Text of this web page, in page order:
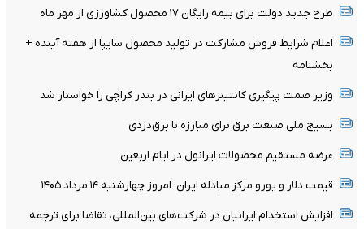
طرح جدید دولت برای بیمه رایگان ۱۷ محصول کشاورزی از مهر ماه
اعلام شرایط فروش مشارکت در تولید محصول سایپا از هفته آینده +
بخشنامه
وزیر صمت پیگیری کانتینر‌های ایرانی در بندر کراچی را خواستار شد
بسیج ملی صنعت برق برای مبارزه با برق‌دزدی
عرضه مستقیم محصولات ایرانول در ایام اربعین
قیمت دلار و یورو مرکز مبادله ایران؛ امروز چهارشنبه ۱۴ مرداد ۱۴۰۵
افزایش استخدام ایرانیان در شرکت‌های بین‌المللی، تقاضا برای ترجمه